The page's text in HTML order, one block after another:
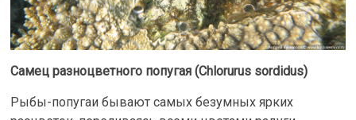
Самец разноцветного попугая (Chlorurus sordidus)
Рыбы-попугаи бывают самых безумных ярких